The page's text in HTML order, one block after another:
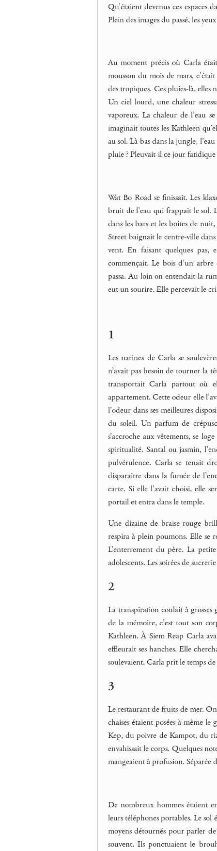
Qu’étaient devenus ces
Plein des images du passé, les
Au moment précis où Carla
mousson du mois de mars,
des tropiques. Ces pluies-là, elles
Un ciel lourd, une chaleur
vaporeux. La chaleur de l’eau
imaginait toutes les Kathleen
au sol. Là-bas dans la jungle,
pluie ? Pleuvait-il ce jour fatidique
Wat Bo Road se finissait. Les
bruit de l’eau qui frappait le sol.
dans les bars et les boîtes de
Street baignait le centre-ville
vent. En faisant quelques
commençait. Le bois d’un arbre
passa. Au loin on entendait la
eut un sourire. Elle percevait le cri
1
Les narines de Carla se
n’avait pas besoin de tourner la
transportait Carla partout où
appartement. Cette odeur elle
l’odeur dans ses meilleures
du soleil. Un parfum de
s’accroche aux vêtements, se
spiritualité. Santal ou jasmin,
pulvérulence. Carla se tenait
disparaître dans la fumée de
carte. Si elle l’avait choisi, elle
portail et entra dans le temple.
Une dizaine de braise rouge
respira à plein poumons. Elle se
L’enterrement du père. La
adolescents. Les soirées de
2
La transpiration coulait à grosses
de la mémoire, c’est tout son
Kathleen. À Siem Reap Carla
effleurait ses hanches. Elle
soulevaient. Carla prit le temps
3
Le restaurant de fruits de mer.
chaises étaient posées à même
Kep, du poivre de Kampot, du
envahissait le corps. Quelques
mangeaient à profusion. Séparée
De nombreux hommes étaient
leurs téléphones portables. Le sol
moyens détournés pour parler
souvent. Ils ponctuaient le